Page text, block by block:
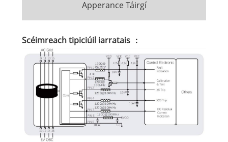
Apperance Táirgí
Scéimreach tipiciúil iarratais ：